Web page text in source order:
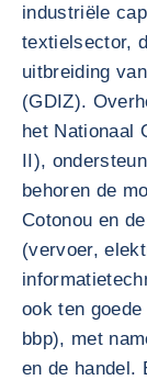
industriële
textielsector,
uitbreiding
(GDIZ).
het Nationaal
II),
behoren de
Cotonou en
(vervoer,
ook ten
bbp), met
en de handel.